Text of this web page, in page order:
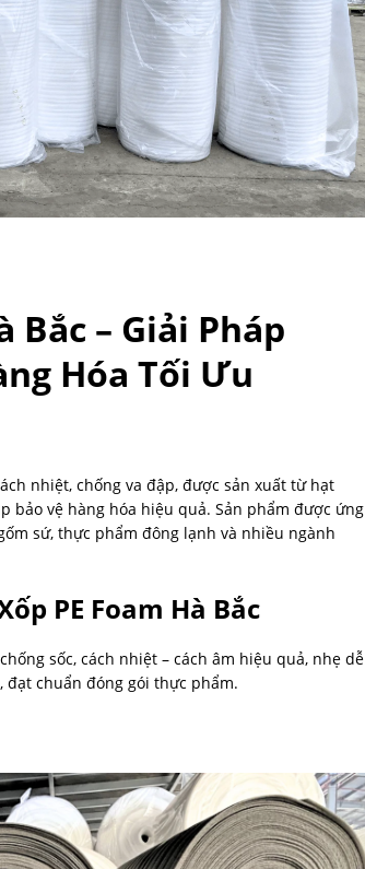
Bắc – Giải Pháp
Hóa Tối Ưu
nhiệt, chống va đập, được sản xuất từ hạt
bảo vệ hàng hóa hiệu quả. Sản phẩm được ứng
sứ, thực phẩm đông lạnh và nhiều ngành
PE Foam Hà Bắc
sốc, cách nhiệt – cách âm hiệu quả, nhẹ dễ
đạt chuẩn đóng gói thực phẩm.